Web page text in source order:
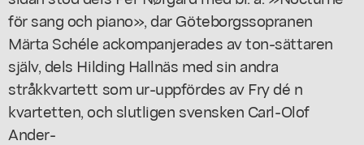
för sang och piano», dar Göteborgssopranen
Märta Schéle ackompanjerades av ton-sättaren
själv, dels Hilding Hallnäs med sin andra
stråkkvartett som ur-uppfördes av Fry dé n
kvartetten, och slutligen svensken Carl-Olof
Ander-